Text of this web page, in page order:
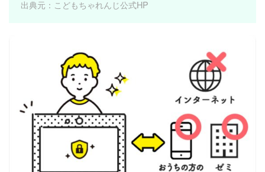
出典元：こどもちゃれんじ公式HP